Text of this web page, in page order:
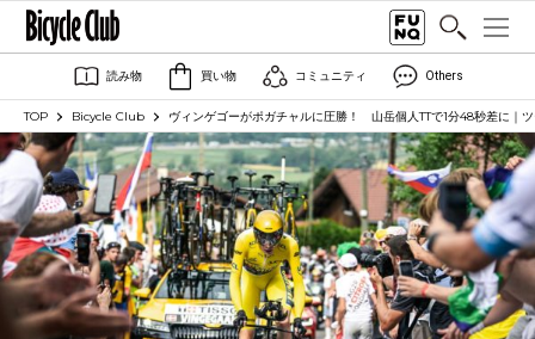
読み物 買い物 コミュニティ Others
TOP Bicycle Club ヴィンゲゴーがポガチャルに圧勝！ 山岳個人TTで1分48秒差に｜